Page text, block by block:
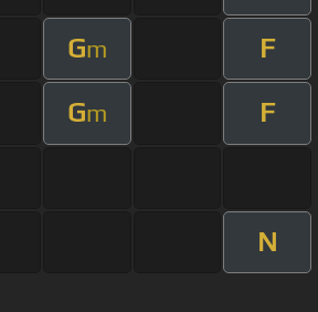
Gm F
Gm F
N